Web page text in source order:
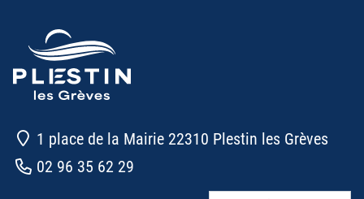
1 place de la Mairie 22310 Plestin les Grèves
02 96 35 62 29